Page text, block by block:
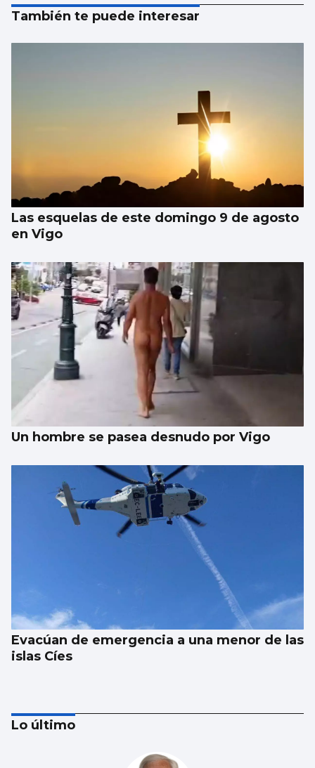
También te puede interesar
Las esquelas de este domingo 9 de agosto
en Vigo
Un hombre se pasea desnudo por Vigo
Evacúan de emergencia a una menor de las
islas Cíes
Lo último